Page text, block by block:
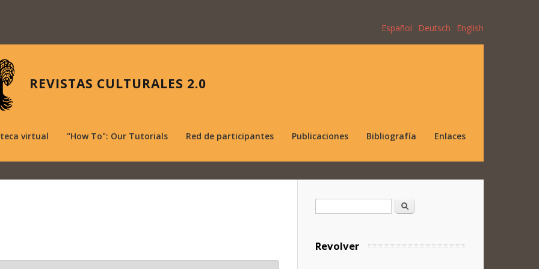
Español Deutsch English
REVISTAS CULTURALES 2.0
virtual "How To": Our Tutorials Red de participantes Publicaciones Bibliografía Enlaces
Formulario de búsqueda
Buscar
Revolver